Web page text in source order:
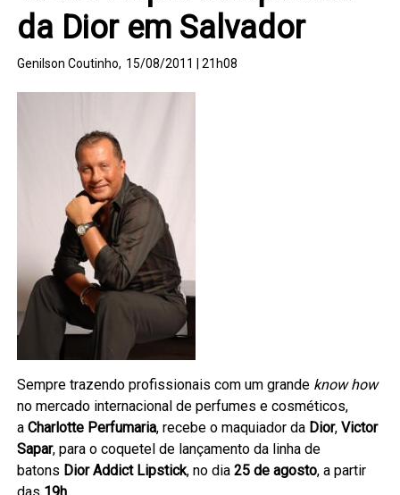
da Dior em Salvador
Genilson Coutinho, 15/08/2011 | 21h08
Sempre trazendo profissionais com um grande know how
no mercado internacional de perfumes e cosméticos,
aCharlotte Perfumaria, recebe o maquiador da Dior,Victor
Sapar, para o coquetel de lançamento da linha de
batons Dior Addict Lipstick, no dia25 de agosto, a partir